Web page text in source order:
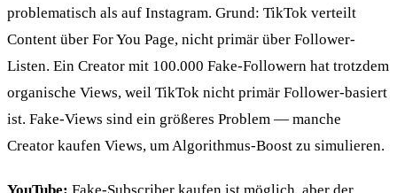
problematisch als auf Instagram. Grund: TikTok verteilt
Content über For You Page, nicht primär über Follower-
Listen. Ein Creator mit 100.000 Fake-Followern hat trotzdem
organische Views, weil TikTok nicht primär Follower-basiert
ist. Fake-Views sind ein größeres Problem — manche
Creator kaufen Views, um Algorithmus-Boost zu simulieren.